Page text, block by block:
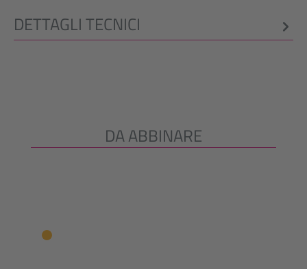
DETTAGLI TECNICI
Salta la galleria dei prodotti
DA ABBINARE